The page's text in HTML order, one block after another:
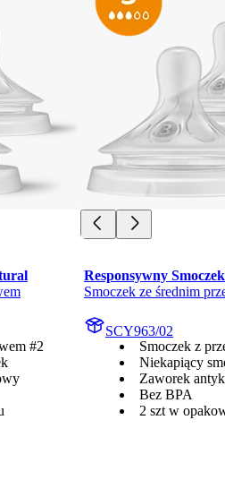
#2
Responsywny
Smoczek ze średnim
SCY963/02
Smoczek z
Niekapiący
Zaworek
Bez BPA
2 szt w